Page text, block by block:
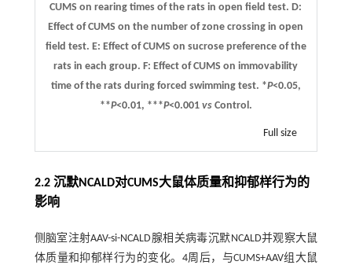
CUMS on rearing times of the rats in open field test. D:
Effect of CUMS on the number of zone crossing in open
field test. E: Effect of CUMS on sucrose preference of the
rats in each group. F: Effect of CUMS on immovability
time of the rats during forced swimming test. *P<0.05,
**P<0.01, ***P<0.001 vsControl.
Full size
2.2 沉默NCALD对CUMS大鼠体质量和抑郁样行为的
影响
侧脑室注射AAV-si-NCALD腺相关病毒沉默NCALD并观察大鼠
体质量和抑郁样行为的变化。4周后，与CUMS+AAV组大鼠